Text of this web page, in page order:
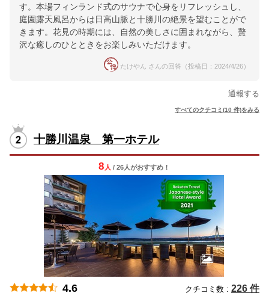
す。本場フィンランド式のサウナで心身をリフレッシュし、
庭園露天風呂からは日高山脈と十勝川の絶景を望むことがで
きます。花見の時期には、自然の美しさに囲まれながら、贅
沢な癒しのひとときをお楽しみいただけます。
たけやん さんの回答（投稿日：2024/4/26）
通報する
すべてのクチコミ(10 件)をみる
十勝川温泉 第一ホテル
8 人 / 26人がおすすめ！
4.6 クチコミ数 : 226 件